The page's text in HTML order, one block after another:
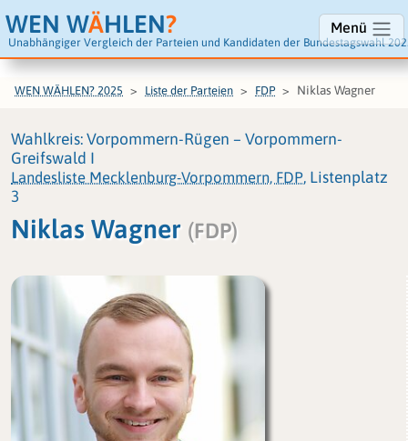
WEN WÄHLEN?
Unabhängiger Vergleich der Parteien und Kandidaten der Bundestagswahl
Menü
WEN WÄHLEN? 2025 Liste der Parteien FDP Niklas Wagner
Wahlkreis: Vorpommern-Rügen – Vorpommern-
Greifswald I
Landesliste Mecklenburg-Vorpommern, FDP, Listenplatz
3
Niklas Wagner (FDP)